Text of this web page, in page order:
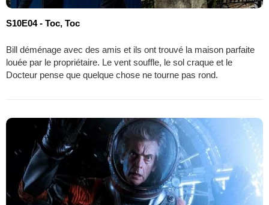
S10E04 - Toc, Toc
Bill déménage avec des amis et ils ont trouvé la maison parfaite
louée par le propriétaire. Le vent souffle, le sol craque et le
Docteur pense que quelque chose ne tourne pas rond.